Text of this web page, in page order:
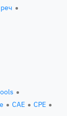
CAE
CPE